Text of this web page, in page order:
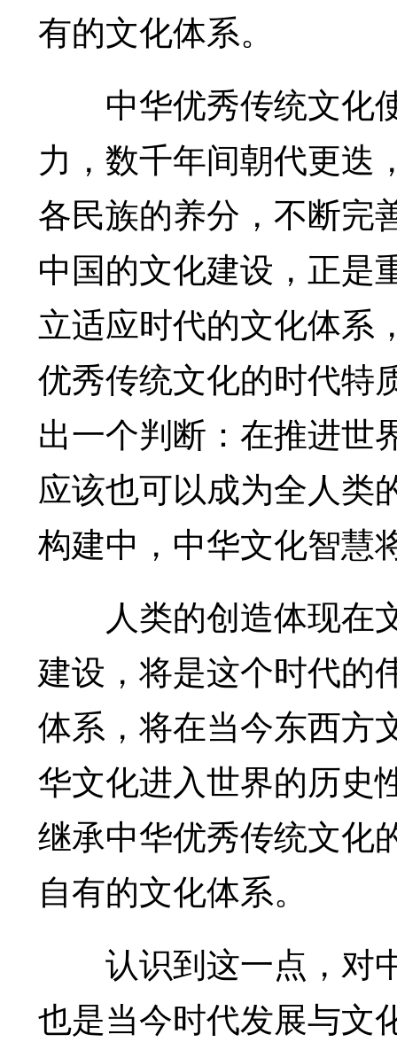
有的文化体系。
中华优秀传统文化
力，数千年间朝代更迭
各民族的养分，不断完
中国的文化建设，正是
立适应时代的文化体系
优秀传统文化的时代特
出一个判断：在推进世
应该也可以成为全人类
构建中，中华文化智慧
人类的创造体现在
建设，将是这个时代的
体系，将在当今东西方
华文化进入世界的历史
继承中华优秀传统文化
自有的文化体系。
认识到这一点，对
也是当今时代发展与文